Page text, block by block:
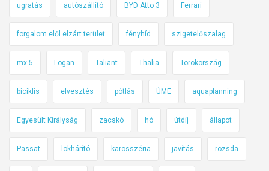
ugratás autószállító BYD Atto 3 Ferrari
forgalom elől elzárt terület fényhíd szigetelőszalag
mx-5 Logan Taliant Thalia Törökország
biciklis elvesztés pótlás ÚME aquaplanning
Egyesült Királyság zacskó hó útdíj állapot
Passat lökhárító karosszéria javítás rozsda